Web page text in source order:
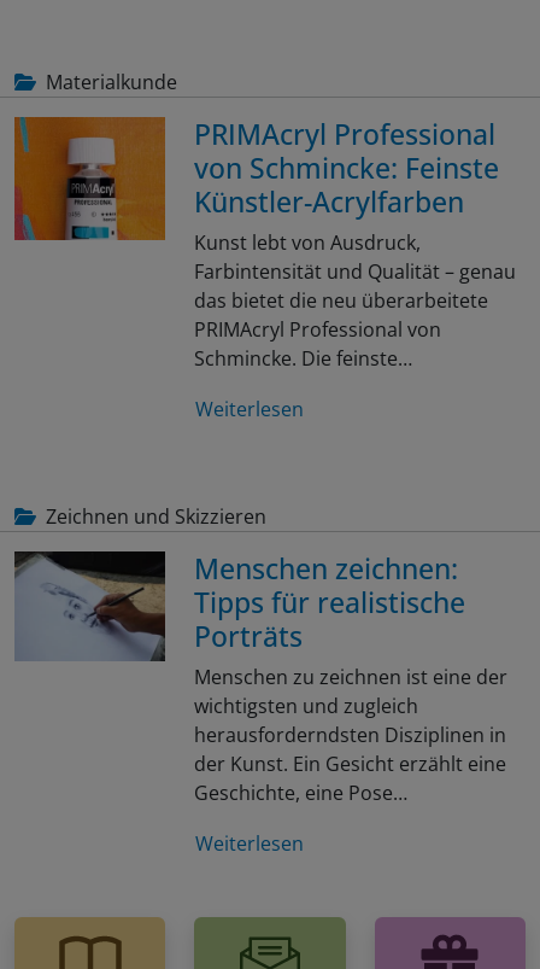
Materialkunde
PRIMAcryl Professional
von Schmincke: Feinste
Künstler-Acrylfarben
Kunst lebt von Ausdruck,
Farbintensität und Qualität – genau
das bietet die neu überarbeitete
PRIMAcryl Professional von
Schmincke. Die feinste…
Weiterlesen
Zeichnen und Skizzieren
Menschen zeichnen:
Tipps für realistische
Porträts
Menschen zu zeichnen ist eine der
wichtigsten und zugleich
herausforderndsten Disziplinen in
der Kunst. Ein Gesicht erzählt eine
Geschichte, eine Pose…
Weiterlesen